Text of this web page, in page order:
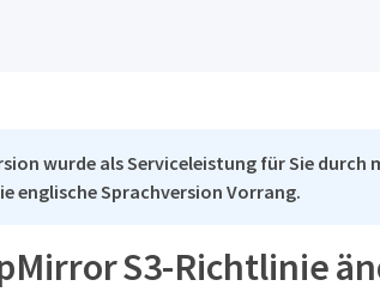
wurde als Serviceleistung für Sie
englische Sprachversion Vorrang.
S3-Richtlinie